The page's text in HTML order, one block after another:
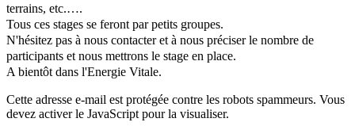
terrains, etc.….
Tous ces stages se feront par petits groupes.
N'hésitez pas à nous contacter et à nous préciser le nombre de
participants et nous mettrons le stage en place.
A bientôt dans l'Energie Vitale.
Cette adresse e-mail est protégée contre les robots spammeurs. Vous
devez activer le JavaScript pour la visualiser.